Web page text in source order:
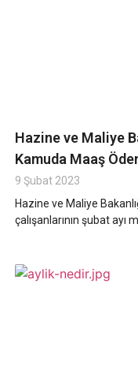
Hazine ve Maliye
Kamuda Maaş
9 Şubat 2023
Hazine ve Maliye
çalışanlarının şubat ayı